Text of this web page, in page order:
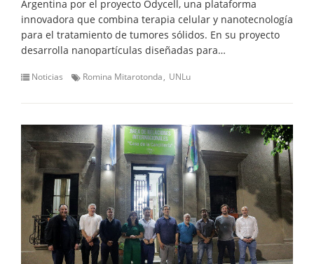
Argentina por el proyecto Odycell, una plataforma
innovadora que combina terapia celular y nanotecnología
para el tratamiento de tumores sólidos. En su proyecto
desarrolla nanopartículas diseñadas para…
Noticias Romina Mitarotonda UNLu